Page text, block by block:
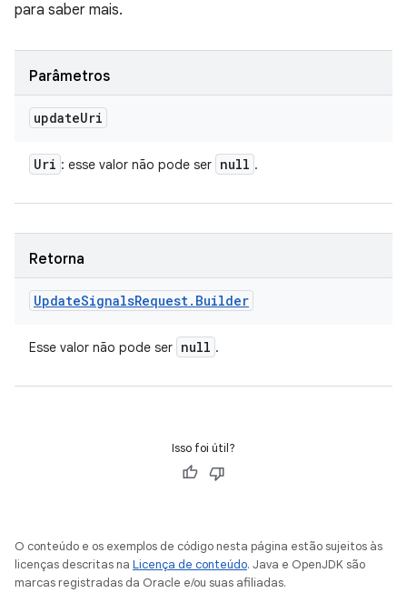
para saber mais.
Parâmetros
updateUri
Uri : esse valor não pode ser null .
Retorna
UpdateSignalsRequest. Builder
Esse valor não pode ser null .
Isso foi útil?
O conteúdo e os exemplos de código nesta página estão sujeitos às
licenças descritas na Licença de conteúdo. Java e OpenJDK são
marcas registradas da Oracle e/ou suas afiliadas.